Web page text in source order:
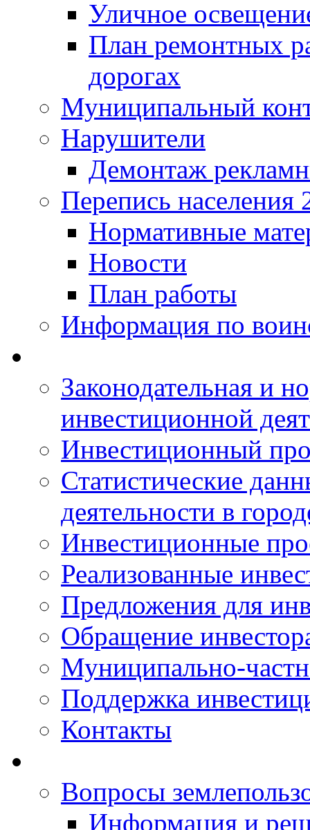
Уличное
План ремонтных
дорогах
Муниципальный
Нарушители
Демонтаж
Перепись населения
Нормативные
Новости
План работы
Информация по
Законодательная и
инвестиционной
Инвестиционный
Статистические
деятельности в
Инвестиционные
Реализованные
Предложения для
Обращение
Муниципально-
Поддержка
Контакты
Вопросы
Информация и